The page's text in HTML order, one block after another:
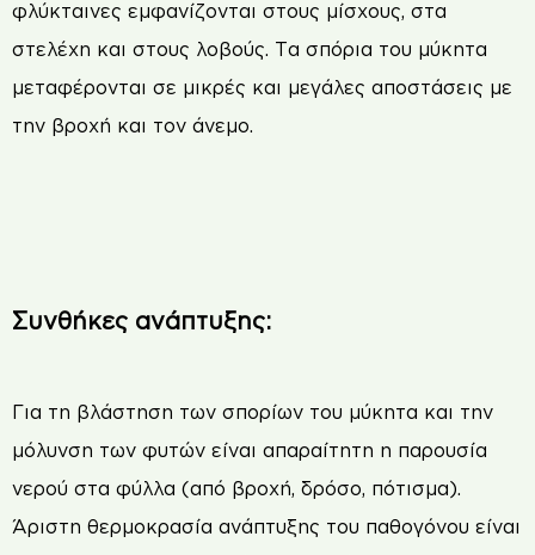
φλύκταινες εµφανίζονται στους µίσχους, στα
στελέχη και στους λοβούς. Τα σπόρια του µύκητα
µεταφέρονται σε µικρές και µεγάλες αποστάσεις µε
την βροχή και τον άνεµο.
Συνθήκες ανάπτυξης:
Για τη βλάστηση των σπορίων του µύκητα και την
µόλυνση των φυτών είναι απαραίτητη η παρουσία
νερού στα φύλλα (από βροχή, δρόσο, πότισµα).
Άριστη θερµοκρασία ανάπτυξης του παθογόνου είναι